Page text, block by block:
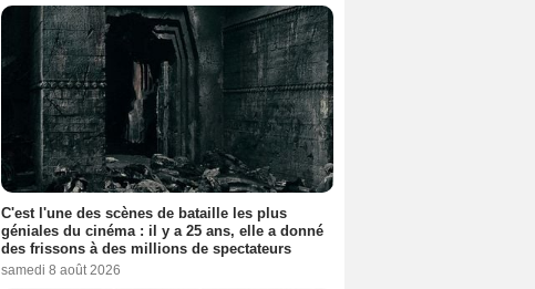
C'est l'une des scènes de bataille les plus
géniales du cinéma : il y a 25 ans, elle a donné
des frissons à des millions de spectateurs
samedi 8 août 2026